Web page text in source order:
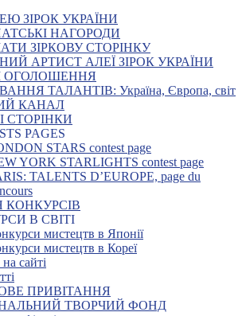
ЗІРОК УКРАЇНИ
НАГОРОДИ
ЗІРКОВУ СТОРІНКУ
АРТИСТ АЛЕЇ ЗІРОК УКРАЇНИ
ОГОЛОШЕННЯ
ТАЛАНТІВ: Україна, Європа, світ
КАНАЛ
СТОРІНКИ
PAGES
STARS contest page
YORK STARLIGHTS contest page
TALENTS D’EUROPE, page du
КОНКУРСІВ
В СВІТІ
мистецтв в Японії
мистецтв в Кореї
сайті
ПРИВІТАННЯ
ТВОРЧИЙ ФОНД